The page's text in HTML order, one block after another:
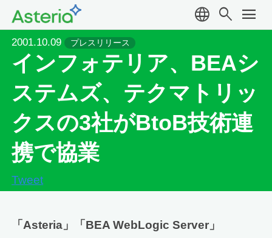
language search menu
2001.10.09 プレスリリース
インフォテリア、BEAシ
ステムズ、テクマトリッ
クスの3社がBtoB技術連
携で協業
Tweet
「Asteria」「BEA WebLogic Server」